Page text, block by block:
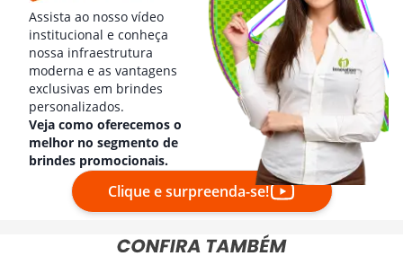
Assista ao nosso vídeo
institucional e conheça
nossa infraestrutura
moderna e as vantagens
exclusivas em brindes
personalizados.
Veja como oferecemos o
melhor no segmento de
brindes promocionais.
Clique e surpreenda-se!